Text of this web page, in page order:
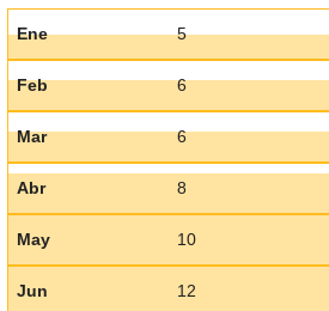
Ene 5
Feb 6
Mar 6
Abr 8
May 10
Jun 12